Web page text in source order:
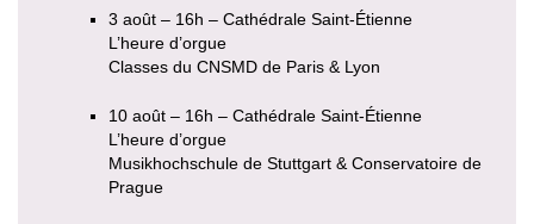
3 août – 16h – Cathédrale Saint-Étienne
L’heure d’orgue
Classes du CNSMD de Paris & Lyon
10 août – 16h – Cathédrale Saint-Étienne
L’heure d’orgue
Musikhochschule de Stuttgart & Conservatoire de
Prague